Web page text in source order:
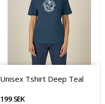
Unisex Tshirt Deep Teal
199 SEK